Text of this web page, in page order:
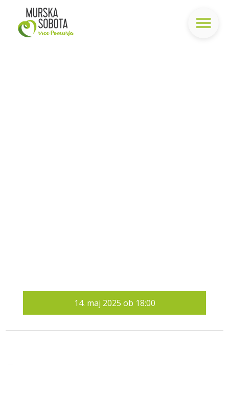
14. maj 2025 ob 18:00